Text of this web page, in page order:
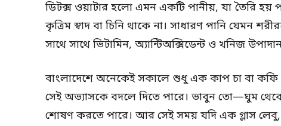
ডিটক্স ওয়াটার হলো এমন একটি পানীয়, যা তৈরি
কৃত্রিম স্বাদ বা চিনি থাকে না। সাধারণ পানি যেমন
সাথে সাথে ভিটামিন, অ্যান্টিঅক্সিডেন্ট ও খনিজ
বাংলাদেশে অনেকেই সকালে শুধু এক কাপ চা বা কফি
সেই অভ্যাসকে বদলে দিতে পারে। ভাবুন তো—ঘুম
শোষণ করতে পারে। আর সেই সময় যদি এক গ্লাস লেবু,